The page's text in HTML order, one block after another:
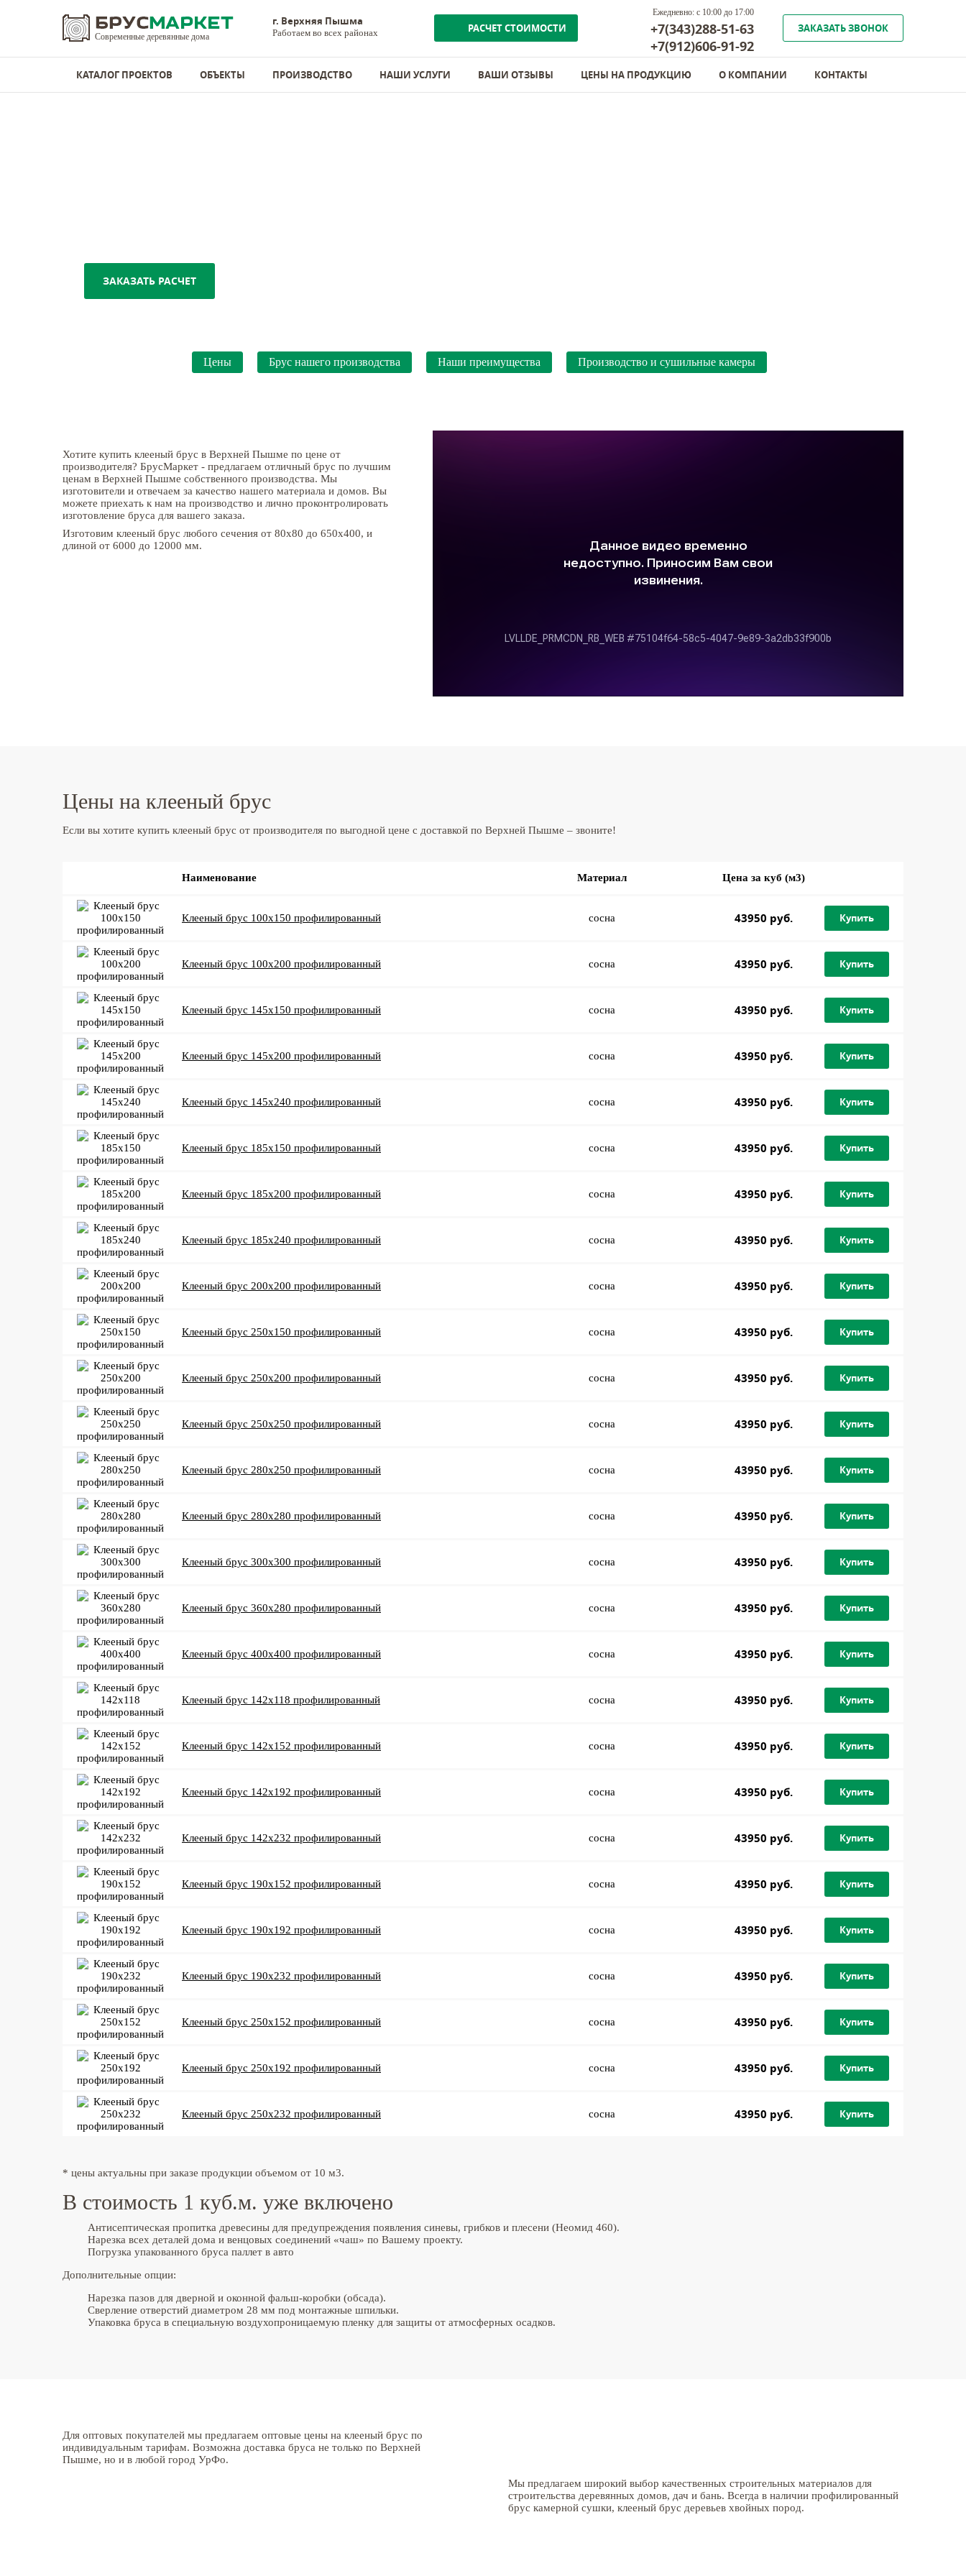
Современные деревянные дома
г. Верхняя Пышма
Работаем во всех районах РАСЧЕТ СТОИМОСТИ
Ежедневно: с 10:00 до 17:00
+7(343)288-51-63
+7(912)606-91-92
ЗАКАЗАТЬ ЗВОНОК
КАТАЛОГ ПРОЕКТОВ ОБЪЕКТЫ ПРОИЗВОДСТВО НАШИ УСЛУГИ ВАШИ ОТЗЫВЫ ЦЕНЫ НА ПРОДУКЦИЮ О КОМПАНИИ КОНТАКТЫ
ЗАКАЗАТЬ РАСЧЕТ
Цены Брус нашего производства Наши преимущества Производство и сушильные камеры
Хотите купить клееный брус в Верхней Пышме по цене от
производителя? БрусМаркет - предлагаем отличный брус по лучшим
ценам в Верхней Пышме собственного производства. Мы
изготовители и отвечаем за качество нашего материала и домов. Вы
можете приехать к нам на производство и лично проконтролировать
изготовление бруса для вашего заказа.
Изготовим клееный брус любого сечения от 80х80 до 650х400, и
длиной от 6000 до 12000 мм.
Цены на клееный брус
Если вы хотите купить клееный брус от производителя по выгодной цене с доставкой по Верхней Пышме – звоните!
Наименование Материал Цена за куб (м3)
Клееный брус 100x150 профилированный сосна 43950 руб. Купить
Клееный брус 100x200 профилированный сосна 43950 руб. Купить
Клееный брус 145x150 профилированный сосна 43950 руб. Купить
Клееный брус 145x200 профилированный сосна 43950 руб. Купить
Клееный брус 145x240 профилированный сосна 43950 руб. Купить
Клееный брус 185x150 профилированный сосна 43950 руб. Купить
Клееный брус 185x200 профилированный сосна 43950 руб. Купить
Клееный брус 185x240 профилированный сосна 43950 руб. Купить
Клееный брус 200x200 профилированный сосна 43950 руб. Купить
Клееный брус 250x150 профилированный сосна 43950 руб. Купить
Клееный брус 250x200 профилированный сосна 43950 руб. Купить
Клееный брус 250x250 профилированный сосна 43950 руб. Купить
Клееный брус 280x250 профилированный сосна 43950 руб. Купить
Клееный брус 280x280 профилированный сосна 43950 руб. Купить
Клееный брус 300x300 профилированный сосна 43950 руб. Купить
Клееный брус 360x280 профилированный сосна 43950 руб. Купить
Клееный брус 400x400 профилированный сосна 43950 руб. Купить
Клееный брус 142x118 профилированный сосна 43950 руб. Купить
Клееный брус 142x152 профилированный сосна 43950 руб. Купить
Клееный брус 142x192 профилированный сосна 43950 руб. Купить
Клееный брус 142x232 профилированный сосна 43950 руб. Купить
Клееный брус 190x152 профилированный сосна 43950 руб. Купить
Клееный брус 190x192 профилированный сосна 43950 руб. Купить
Клееный брус 190x232 профилированный сосна 43950 руб. Купить
Клееный брус 250x152 профилированный сосна 43950 руб. Купить
Клееный брус 250x192 профилированный сосна 43950 руб. Купить
Клееный брус 250x232 профилированный сосна 43950 руб. Купить
* цены актуальны при заказе продукции объемом от 10 м3.
В стоимость 1 куб.м. уже включено
Антисептическая пропитка древесины для предупреждения появления синевы, грибков и плесени (Неомид 460).
Нарезка всех деталей дома и венцовых соединений «чаш» по Вашему проекту.
Погрузка упакованного бруса паллет в авто
Дополнительные опции:
Нарезка пазов для дверной и оконной фальш-коробки (обсада).
Сверление отверстий диаметром 28 мм под монтажные шпильки.
Упаковка бруса в специальную воздухопроницаемую пленку для защиты от атмосферных осадков.
Для оптовых покупателей мы предлагаем оптовые цены на клееный брус по
индивидуальным тарифам. Возможна доставка бруса не только по Верхней
Пышме, но и в любой город УрФо.
Мы предлагаем широкий выбор качественных строительных материалов для
строительства деревянных домов, дач и бань. Всегда в наличии профилированный
брус камерной сушки, клееный брус деревьев хвойных пород.